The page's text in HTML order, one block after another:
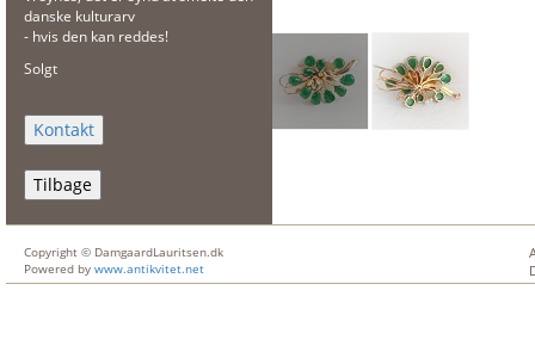
danske kulturarv
- hvis den kan reddes!
Solgt
Tilbage
Copyright © DamgaardLauritsen.dk
Powered by www.antikvitet.net